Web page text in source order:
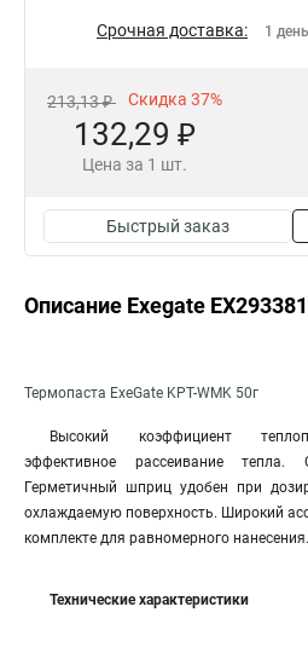
Срочная доставка: 1 день
213,13 ₽ Скидка 37%
132,29 ₽
Цена за 1 шт.
Быстрый заказ
Описание Exegate
Термопаста ExeGate KPT-WMK 50г
Высокий коэффициент
эффективное рассеивание тепла.
Герметичный шприц удобен при
охлаждаемую поверхность. Широкий
комплекте для равномерного нанесения.
Технические характеристики